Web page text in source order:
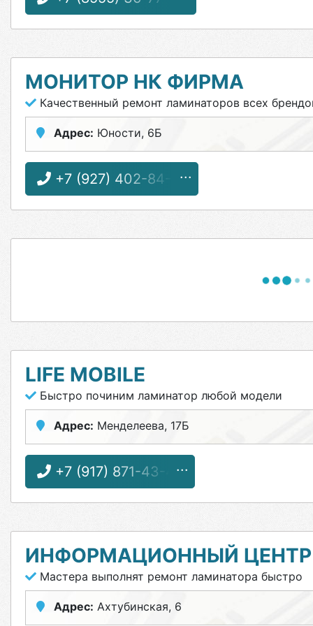
МОНИТОР НК ФИРМА
Качественный ремонт ламинаторов всех
Адрес: Юности, 6Б
+7 (927) 402-84-41
LIFE MOBILE
Быстро починим ламинатор любой модели
Адрес: Менделеева, 17Б
+7 (917) 871-43-48
ИНФОРМАЦИОННЫЙ
Мастера выполнят ремонт ламинатора быстро
Адрес: Ахтубинская, 6